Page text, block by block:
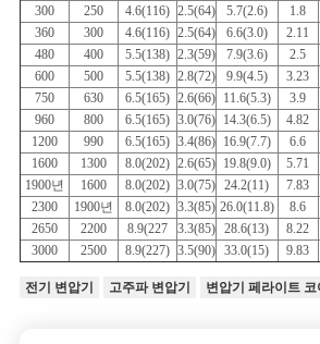
사
이
트
맵
PRIVACY
POLICY
300
250 4.6(116) 2.5(64) 5.7(2.6) 1.8
360
300 4.6(116) 2.5(64) 6.6(3.0) 2.11
480
400 5.5(138) 2.3(59) 7.9(3.6) 2.5
600
500 5.5(138) 2.8(72) 9.9(4.5) 3.23
750
630 6.5(165) 2.6(66) 11.6(5.3) 3.9
960
800 6.5(165) 3.0(76) 14.3(6.5) 4.82
1200
990 6.5(165) 3.4(86) 16.9(7.7) 6.6
1600
1300 8.0(202) 2.6(65) 19.8(9.0) 5.71
1900년
1600 8.0(202) 3.0(75) 24.2(11) 7.83
2300
1900년 8.0(202) 3.3(85) 26.0(11.8) 8.6
2650
2200 8.9(227 3.3(85) 28.6(13) 8.22
3000
2500 8.9(227) 3.5(90) 33.0(15) 9.83
전기 변압기 고주파 변압기 변압기 페라이트 코